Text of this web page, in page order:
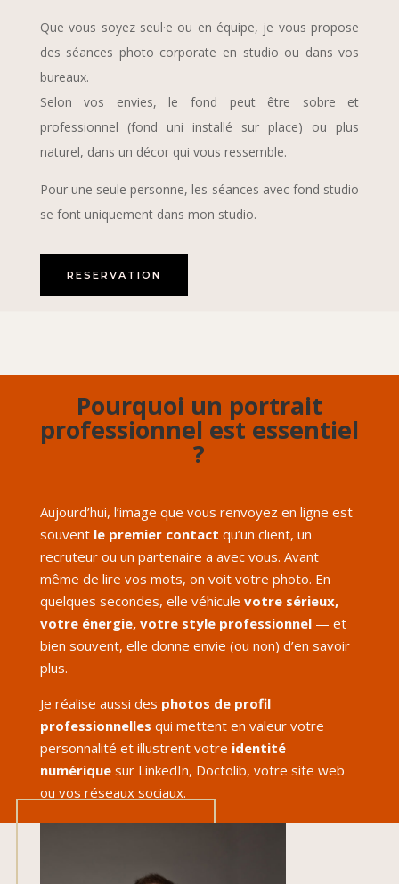
Que vous soyez seul·e ou en équipe, je vous propose
des séances photo corporate en studio ou dans vos
bureaux.
Selon vos envies, le fond peut être sobre et
professionnel (fond uni installé sur place) ou plus
naturel, dans un décor qui vous ressemble.
Pour une seule personne, les séances avec fond studio
se font uniquement dans mon studio.
RESERVATION
Pourquoi un portrait
professionnel est essentiel
?
Aujourd’hui, l’image que vous renvoyez en ligne est
souvent le premier contact qu’un client, un
recruteur ou un partenaire a avec vous. Avant
même de lire vos mots, on voit votre photo. En
quelques secondes, elle véhicule votre sérieux,
votre énergie, votre style professionnel— et
bien souvent, elle donne envie (ou non) d’en savoir
plus.
Je réalise aussi des photos de profil
professionnelles qui mettent en valeur votre
personnalité et illustrent votre identité
numériquesur LinkedIn, Doctolib, votre site web
ou vos réseaux sociaux.